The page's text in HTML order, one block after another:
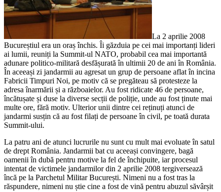
La 2 aprilie 2008
Bucureștiul era un oraș închis. Îi găzduia pe cei mai importanți lideri
ai lumii, reuniți la Summit-ul NATO, probabil cea mai importantă
adunare politico-militară desfășurată în ultimii 20 de ani în România.
În aceeași zi jandarmii au agresat un grup de persoane aflat în incina
Fabricii Timpuri Noi, pe motiv că se pregăteau să protesteze la
adresa înarmării și a războaielor. Au fost ridicate 46 de persoane,
încătușate și duse la diverse secții de poliție, unde au fost ținute mai
multe ore, fără motiv. Ulterior unii dintre cei reținuți atunci de
jandarmi susțin că au fost filați de persoane în civil, pe toată durata
Summit-ului.
La patru ani de atunci lucrurile nu sunt cu mult mai evoluate în satul
de drept România. Jandarmii bat cu aceeași convingere, bagă
oamenii în dubă pentru motive la fel de închipuite, iar procesul
intentat de victimele jandarmilor din 2 aprilie 2008 tergiversează
încă pe la Parchetul Militar București. Nimeni nu a fost tras la
răspundere, nimeni nu știe cine a fost de vină pentru abuzul săvârșit